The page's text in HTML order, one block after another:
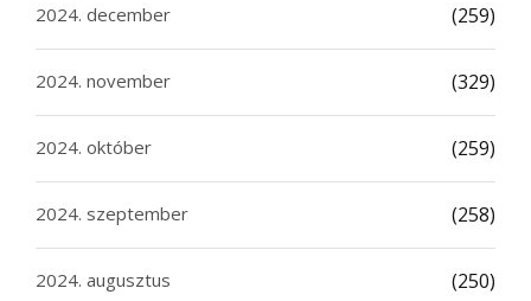
2024. december (259)
2024. november (329)
2024. október (259)
2024. szeptember (258)
2024. augusztus (250)